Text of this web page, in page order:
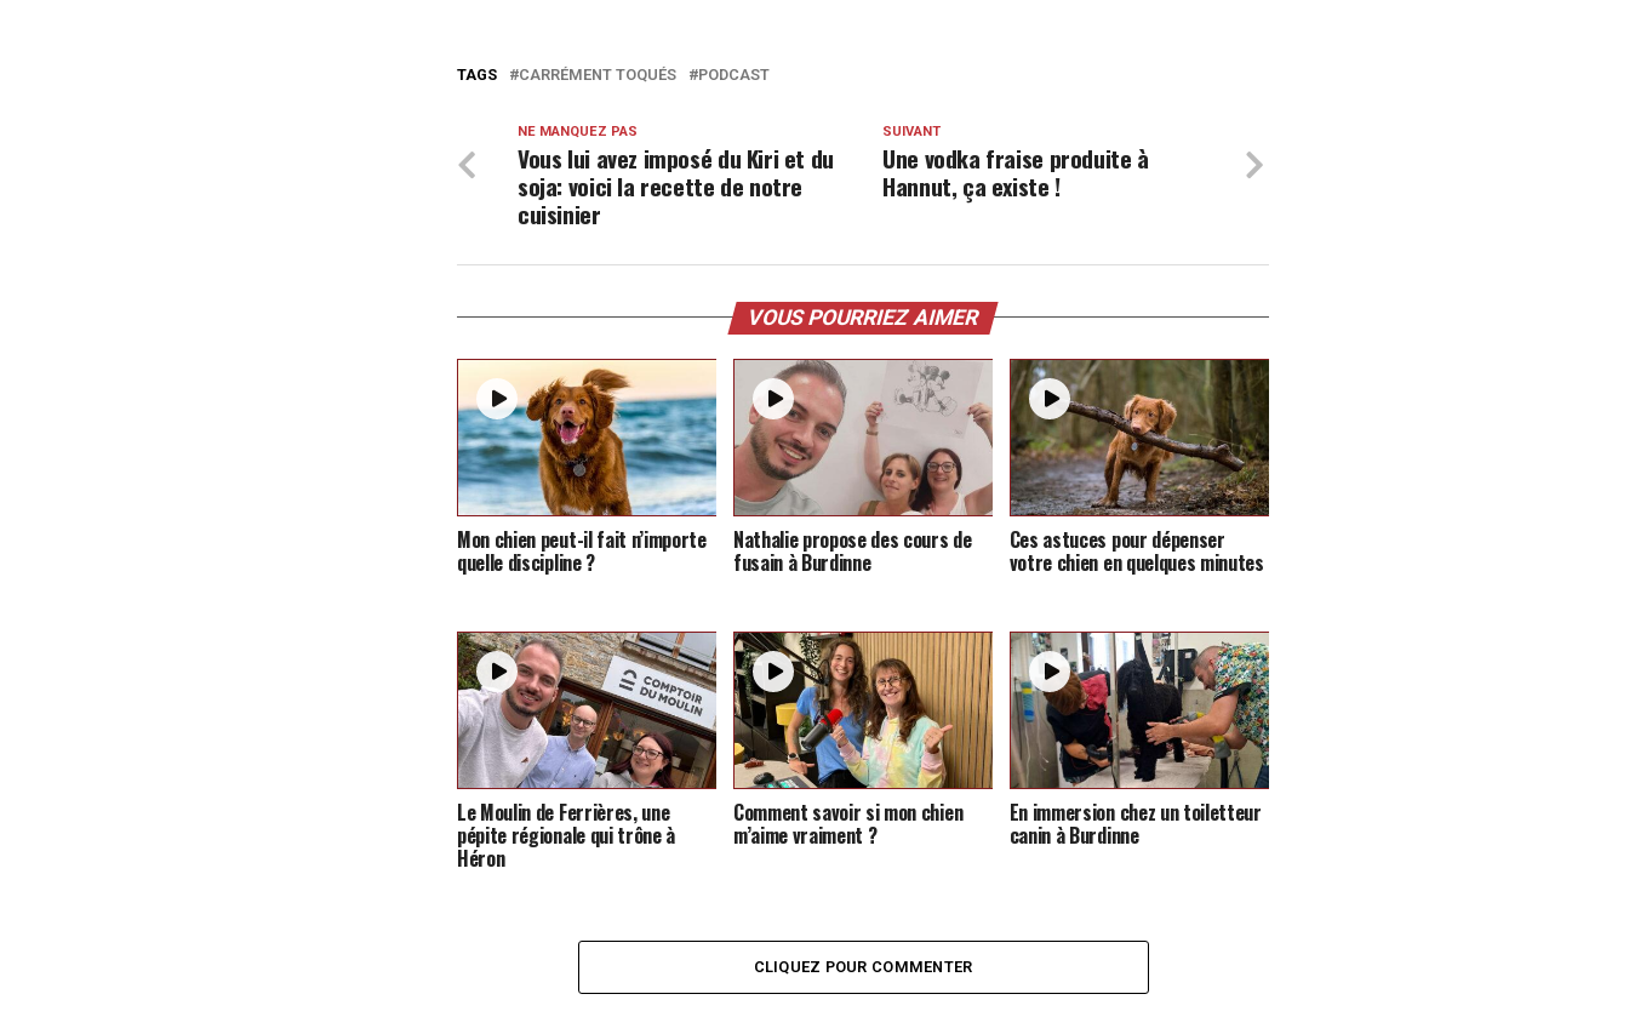
TAGS CARRÉMENT TOQUÉS PODCAST
SUIVANT
Une vodka fraise produite à
Hannut, ça existe !
NE MANQUEZ PAS
Vous lui avez imposé du Kiri et du
soja: voici la recette de notre
cuisinier
VOUS POURRIEZ AIMER
Mon chien peut-il fait n’importe
quelle discipline ?
Nathalie propose des cours de
fusain à Burdinne
Ces astuces pour dépenser
votre chien en quelques minutes
Le Moulin de Ferrières, une
pépite régionale qui trône à
Héron
Comment savoir si mon chien
m’aime vraiment ?
En immersion chez un toiletteur
canin à Burdinne
CLIQUEZ POUR COMMENTER